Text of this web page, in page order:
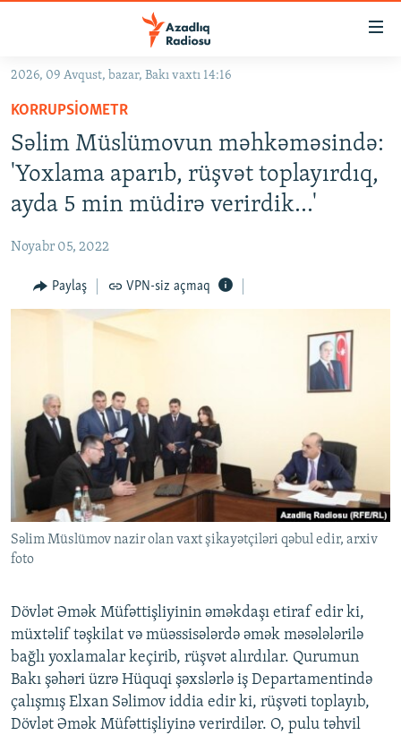
Əsas
qayıt
Əsas
naviqasiyaya
qayıt
Axtarışa
GÜNDƏM
#İZAHLA
KORRUPSIOMETR
#ƏSLINDƏ
QANUNI DOĞRU
ARAŞDIRMA
MULTIMEDIA
İNFOQRAFIKA
KARIKATURA
AZƏRBAYCAN ƏDƏBIYYATI KITABXANASI
İSLAM VƏ DEMOKRATIYA
İZ - MƏDƏNIYYƏT PROQRAMI
HAQQIMIZDA
MISSIYAMIZ
PEŞƏ ETIKASI VƏ JURNALISTIKA STANDARTLARIMIZ
MATERIALLARIMIZDAN ISTIFADƏ
AZADLIQRADIOSU MOBIL TELEFONUNUZDA
BIZIMLƏ ƏLAQƏ
BIZI IZLƏ
RFE/RL-in bütün saytları
2026, 09 Avqust, bazar, Bakı vaxtı 14:16
KORRUPSIOMETR
Səlim Müslümovun məhkəməsində:
'Yoxlama aparıb, rüşvət toplayırdıq,
ayda 5 min müdirə verirdik...'
Noyabr 05, 2022
Paylaş VPN-siz açmaq
Səlim Müslümov nazir olan vaxt şikayətçiləri qəbul edir, arxiv
foto
Dövlət Əmək Müfəttişliyinin əməkdaşı etiraf edir ki,
müxtəlif təşkilat və müəssisələrdə əmək məsələlərilə
bağlı yoxlamalar keçirib, rüşvət alırdılar. Qurumun
Bakı şəhəri üzrə Hüquqi şəxslərlə iş Departamentində
çalışmış Elxan Səlimov iddia edir ki, rüşvəti toplayıb,
Dövlət Əmək Müfəttişliyinə verirdilər. O, pulu təhvil